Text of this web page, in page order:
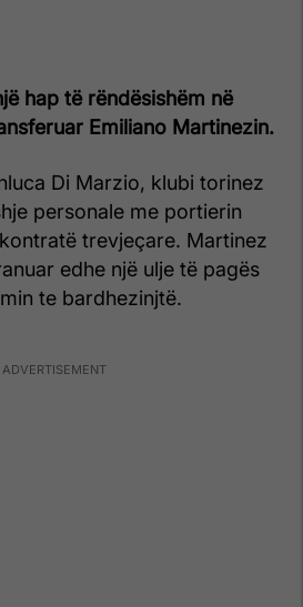
hap të rëndësishëm në
Emiliano Martinezin.
Di Marzio, klubi torinez
personale me portierin
trevjeçare. Martinez
edhe një ulje të pagës
te bardhezinjtë.